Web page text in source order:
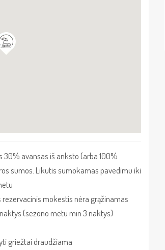
avansas iš anksto (arba 100%
sumos. Likutis sumokamas pavedimu iki
mokestis nėra grąžinamas
(sezono metu min 3 naktys)
griežtai draudžiama